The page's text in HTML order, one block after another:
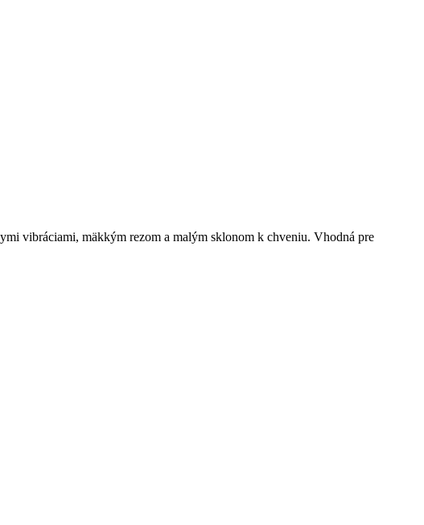
vibráciami, mäkkým rezom a malým sklonom k chveniu. Vhodná pre